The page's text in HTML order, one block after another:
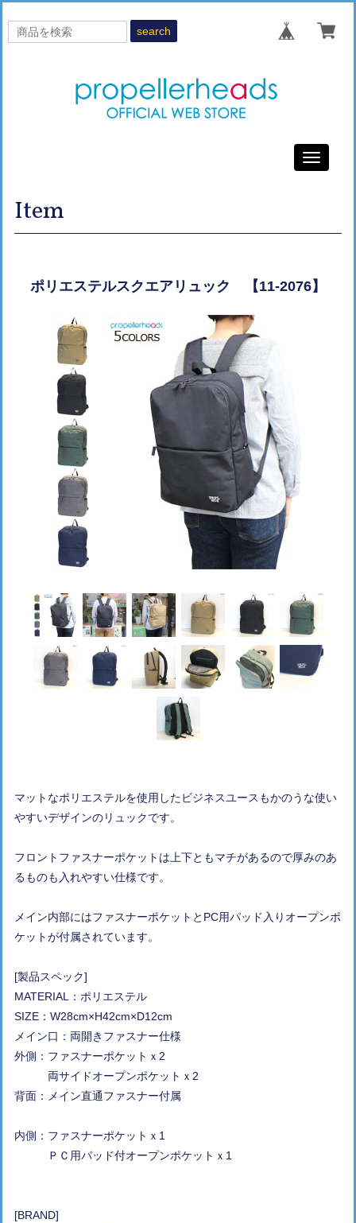
search
Toggle
Item
ポリエステルスクエアリュック 【11-2076】
マットなポリエステルを使用したビジネスユースもかのうな使い
やすいデザインのリュックです。
フロントファスナーポケットは上下ともマチがあるので厚みのあ
るものも入れやすい仕様です。
メイン内部にはファスナーポケットとPC用パッド入りオープンポ
ケットが付属されています。
[製品スペック]
MATERIAL：ポリエステル
SIZE：W28cm×H42cm×D12cm
メイン口：両開きファスナー仕様
外側：ファスナーポケットｘ2
両サイドオープンポケットｘ2
背面：メイン直通ファスナー付属
内側：ファスナーポケットｘ1
ＰＣ用パッド付オープンポケットｘ1
[BRAND]